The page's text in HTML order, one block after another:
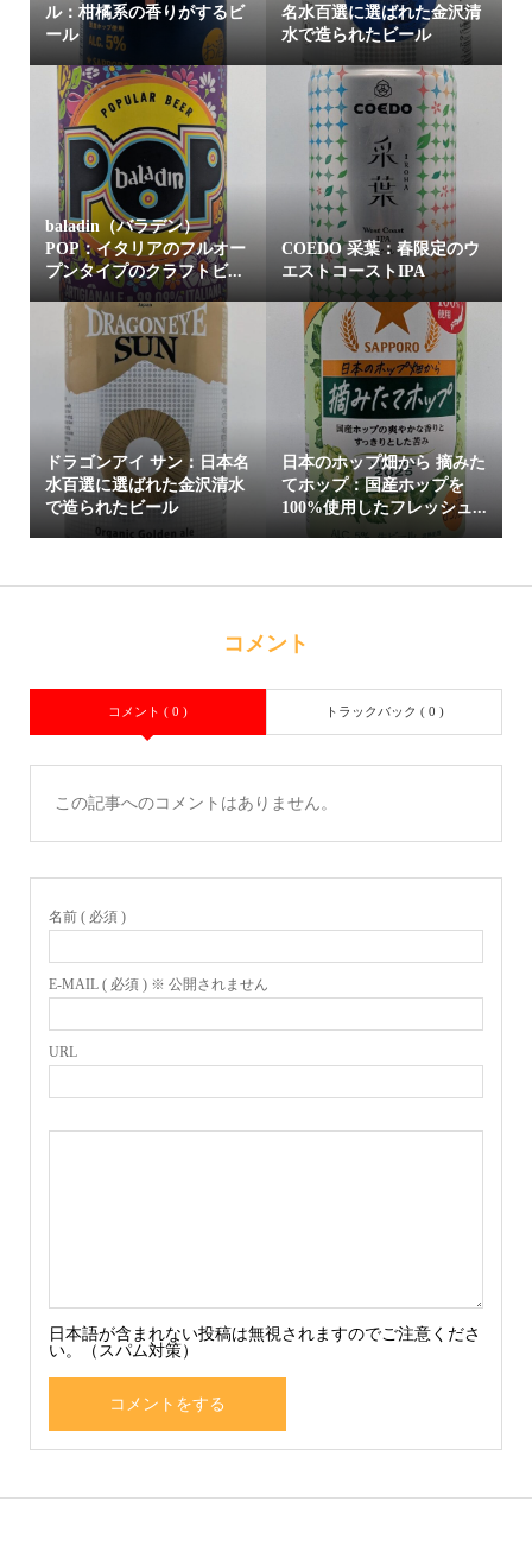
ル：柑橘系の香りがするビ
ール
名水百選に選ばれた金沢清
水で造られたビール
baladin（バラデン）
POP：イタリアのフルオー
プンタイプのクラフトビ...
COEDO 采葉：春限定のウ
エストコーストIPA
ドラゴンアイ サン：日本名
水百選に選ばれた金沢清水
で造られたビール
日本のホップ畑から 摘みた
てホップ：国産ホップを
100%使用したフレッシュ...
コメント
コメント ( 0 ) トラックバック ( 0 )
この記事へのコメントはありません。
名前 ( 必須 )
E-MAIL ( 必須 ) ※ 公開されません
URL
日本語が含まれない投稿は無視されますのでご注意くださ
い。（スパム対策）